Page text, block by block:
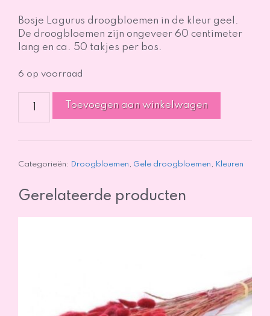
Bosje Lagurus droogbloemen in de kleur geel.
De droogbloemen zijn ongeveer 60 centimeter
lang en ca. 50 takjes per bos.
6 op voorraad
Geel
Toevoegen aan winkelwagen
Categorieën: Droogbloemen, Gele droogbloemen, Kleuren
Gerelateerde producten